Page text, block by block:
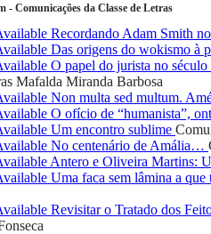
- Comunicações da Classe de Letras
Recordando Adam Smith
Das origens do wokismo à
O papel do jurista no
Mafalda Miranda Barbosa
Non multa sed multum.
O ofício de “humanista”,
Um encontro sublime
No centenário de Amália…
Antero e Oliveira Martins:
Uma faca sem lâmina a
Revisitar o Tratado dos